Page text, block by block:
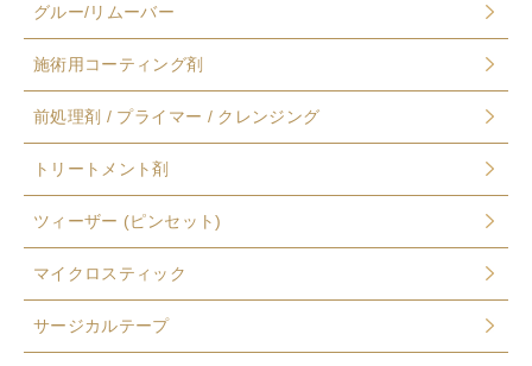
グルー/リムーバー
施術用コーティング剤
前処理剤 / プライマー / クレンジング
トリートメント剤
ツィーザー (ピンセット)
マイクロスティック
サージカルテープ